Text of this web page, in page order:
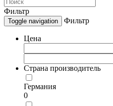
Фильтр
Toggle navigation Фильтр
Цена
Страна производитель
Германия
0